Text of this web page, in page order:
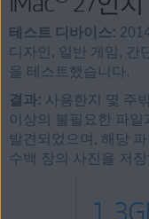
테스트 디바이스:
디자인, 일반 게임, 간
을 테스트했습니다.
결과: 사용한지 몇 주
이상의 불필요한 파일
발견되었으며, 해당
수백 장의 사진을 저